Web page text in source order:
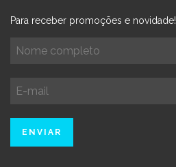
Para receber promoções e novidade!